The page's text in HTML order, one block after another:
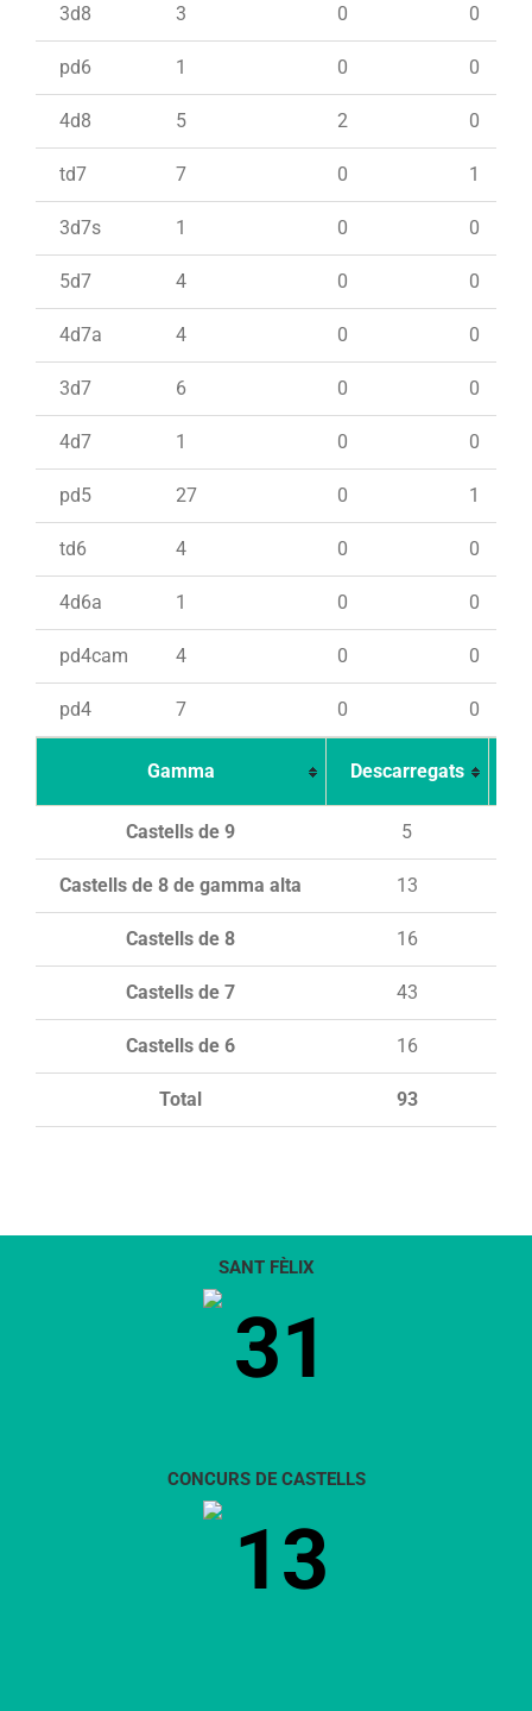
3d8 3 0 0
pd6 1 0 0
4d8 5 2 0
td7 7 0 1
3d7s 1 0 0
5d7 4 0 0
4d7a 4 0 0
3d7 6 0 0
4d7 1 0 0
pd5 27 0 1
td6 4 0 0
4d6a 1 0 0
pd4cam 4 0 0
pd4 7 0 0
Gamma Descarregats
Total 93
Castells de 9 5
Castells de 8 de gamma alta 13
Castells de 8 16
Castells de 7 43
Castells de 6 16
SANT FÈLIX
31
CONCURS DE CASTELLS
13